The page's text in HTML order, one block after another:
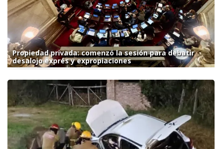
Propiedad privada: comenzó la sesión para debatir
desalojo exprés y expropiaciones